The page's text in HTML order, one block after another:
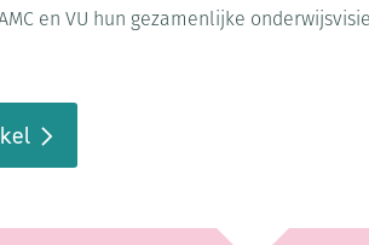
en VU hun gezamenlijke